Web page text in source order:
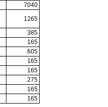
7040
1265
385
165
605
165
165
275
165
165